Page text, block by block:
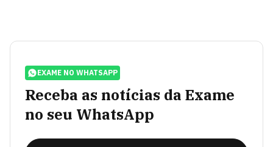
EXAME NO WHATSAPP
Receba as notícias da Exame
no seu WhatsApp